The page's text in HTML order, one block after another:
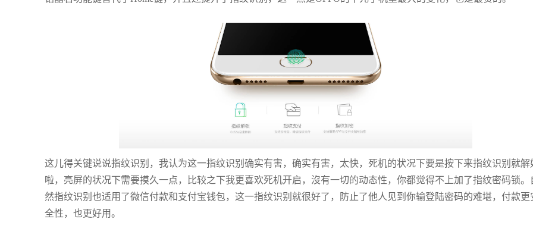
这儿得关键说说指纹识别，我认为这一指纹识别确实有害，确实有害，太快，死机的状况下要是按下来指纹识别就解
啦，亮屏的状况下需要摸久一点，比较之下我更喜欢死机开启，沒有一切的动态性，你都觉得不上加了指纹密码锁。
然指纹识别也适用了微信付款和支付宝钱包，这一指纹识别就很好了，防止了他人见到你输登陆密码的难堪，付款更
全性，也更好用。